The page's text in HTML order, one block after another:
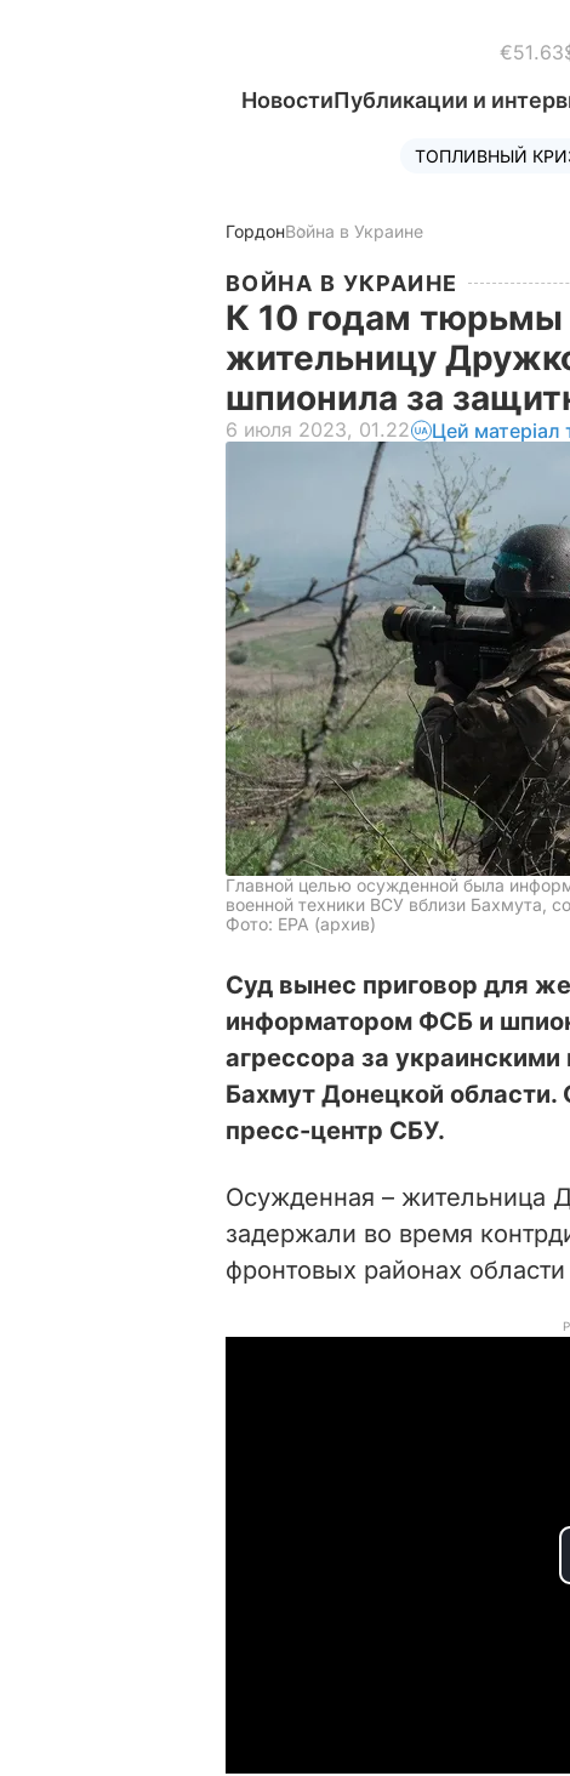
€51.63
НовостиПубликации и
ТОПЛИВНЫЙ
ГордонВойна в Украине
ВОЙНА В УКРАИНЕ
К 10 годам тюрьмы
жительницу
шпионила за
6 июля 2023, 01.22 Цей
Главной целью осужденной была
военной техники ВСУ вблизи Бахмута,
Фото: ЕРА (архив)
Суд вынес приговор для
информатором ФСБ и
агрессора за
Бахмут Донецкой области.
пресс-центр СБУ.
Осужденная – жительница
задержали во время
фронтовых районах